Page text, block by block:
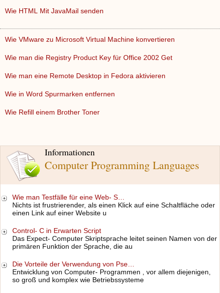
Informationen
Computer Programming Languages
Wie man Testfälle für eine Web- S…
Nichts ist frustrierender, als einen Klick auf eine Schaltfläche oder
einen Link auf einer Website u
Control- C in Erwarten Script
Das Expect- Computer Skriptsprache leitet seinen Namen von der
primären Funktion der Sprache, die au
Die Vorteile der Verwendung von Pse…
Entwicklung von Computer- Programmen , vor allem diejenigen,
so groß und komplex wie Betriebssysteme
Wie HTML Mit JavaMail senden
Wie VMware zu Microsoft Virtual Machine konvertieren
Wie man die Registry Product Key für Office 2002 Get
Wie man eine Remote Desktop in Fedora aktivieren
Wie in Word Spurmarken entfernen
Wie Refill einem Brother Toner